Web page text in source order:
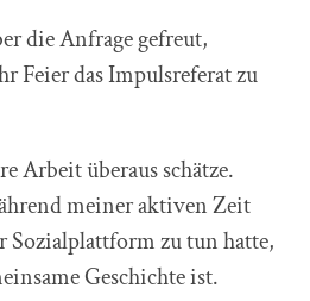
die Anfrage gefreut,
Feier das Impulsreferat zu
Arbeit überaus schätze.
meiner aktiven Zeit
zu tun hatte,
Geschichte ist.